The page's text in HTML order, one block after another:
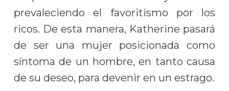
prevaleciendo el favoritismo por los
ricos. De esta manera, Katherine pasará
de ser una mujer posicionada como
síntoma de un hombre, en tanto causa
de su deseo, para devenir en un estrago.